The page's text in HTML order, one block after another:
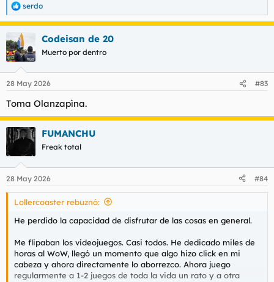
R
e
a
c
c
i
e
:
serdo
Codeisan de 20
Muerto por dentro
28 May 2026 #83
Toma Olanzapìna.
FUMANCHU
Freak total
28 May 2026 #84
Lollercoaster rebuznó:
He perdido la capacidad de disfrutar de las cosas en general.
Me flipaban los videojuegos. Casi todos. He dedicado miles de
horas al WoW, llegó un momento que algo hizo click en mi
cabeza y ahora directamente lo aborrezco. Ahora juego
regularmente a 1-2 juegos de toda la vida un rato y a otra